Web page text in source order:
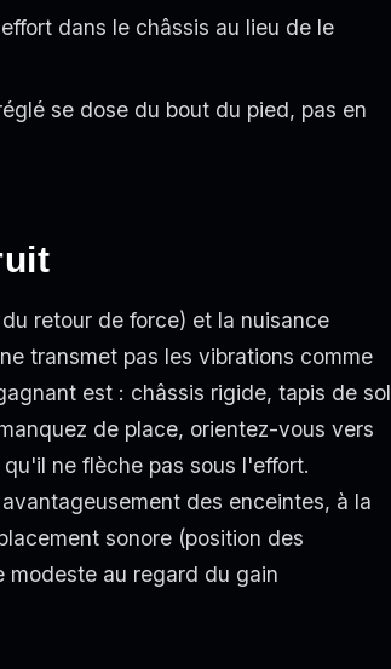
dans le châssis au lieu de le
se dose du bout du pied, pas en
retour de force) et la nuisance
transmet pas les vibrations comme
est : châssis rigide, tapis de sol
de place, orientez-vous vers
ne flèche pas sous l'effort.
des enceintes, à la
sonore (position des
modeste au regard du gain